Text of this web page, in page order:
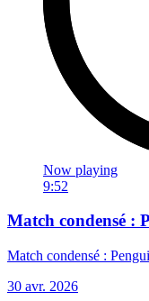
Now playing
9:52
Match condensé :
Match condensé :
30 avr. 2026